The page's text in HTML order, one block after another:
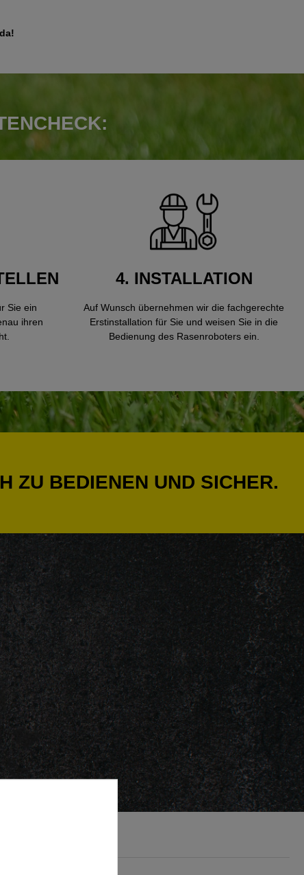
Sie ein
ihren
4. INSTALLATION
Auf Wunsch übernehmen wir die fachgerechte
Erstinstallation für Sie und weisen Sie in die
Bedienung des Rasenroboters ein.
ZU BEDIENEN UND SICHER.